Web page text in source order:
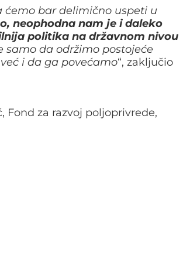
ćemo bar delimično uspeti u
neophodna nam je i daleko
politika na državnom nivou
samo da održimo postojeće
i da ga povećamo“, zaključio
Fond za razvoj poljoprivrede,